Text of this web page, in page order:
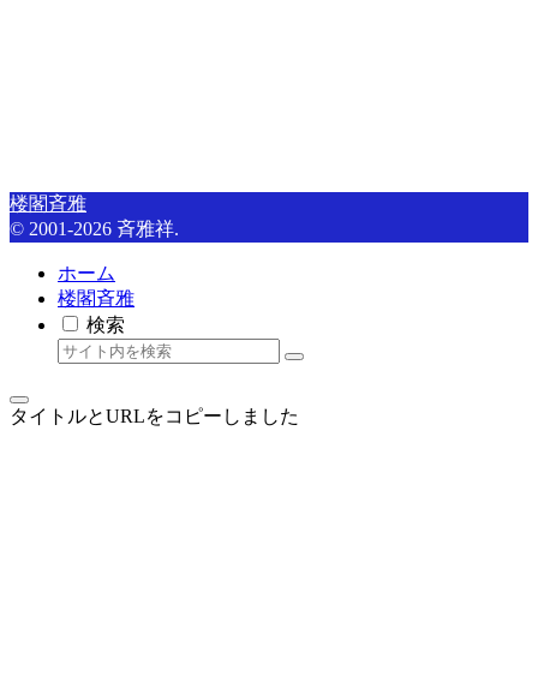
楼閣斉雅
© 2001-2026 斉雅祥.
ホーム
楼閣斉雅
検索
タイトルとURLをコピーしました